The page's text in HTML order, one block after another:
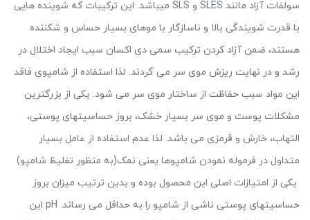
سولفات آزاد مانند SLES و SLS میباشد. این ترکیبات که شوینده هایی
با قدرت شویندگی بالا و ناسازگار با موهای بسیار حساس و شکننده
هستند، ضمن آزاد کردن ترکیب سمی دی اکسان سبب ایجاد اختلال در
رشد و در نهایت ریزش موی سر می گردند. لذا استفاده از شامپوی فاقد
این مواد سبب حفاظت از ساختار موی سر می شود. یکی از بزرگترین
مشکلات پوست و موی سر بسیار خشک، بروز حساسیتهای پوستی،
التهاب، خارش و قرمزی می باشد. لذا عدم استفاده از عامل بسیار
متداول در فرموله نمودن شامپوها یعنی نمک(به منظور تغلیظ شامپو)
یکی از امتیازات اصلی این محصول بوده و بدین ترتیب میزان بروز
حساسیتهای پوستی ناشی از شامپو را به حداقل می رساند. pH این